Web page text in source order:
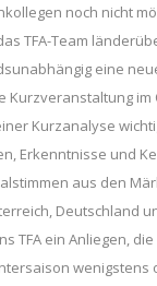
noch nicht
TFA-Team
eine
Kurzveranstaltung im
Kurzanalyse
Erkenntnisse und
aus den
Deutschland
TFA ein Anliegen,
wenigstens